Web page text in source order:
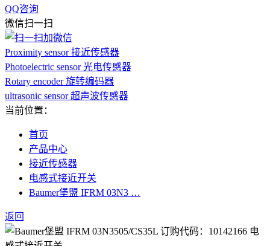
QQ咨询
微信扫一扫
Proximity sensor 接近传感器
Photoelectric sensor 光电传感器
Rotary encoder 旋转编码器
ultrasonic sensor 超声波传感器
当前位置：
首页
产品中心
接近传感器
电感式接近开关
Baumer堡盟 IFRM 03N3 …
返回